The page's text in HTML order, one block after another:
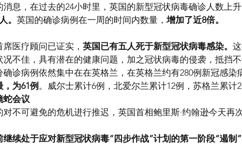
英国白金汉大学中国校友会
息，在过去的24小时里，英国的新型冠状病毒确诊人数上升
。 英国的确诊病例在一周的时间内数量，增加了近8倍。
医疗顾问已证实， 英国已有五人死于新型冠状病毒感染。
况不佳，具有潜在的健康问题，加之冠状病毒的侵袭，抵挡不
诊病例依然集中在在英格兰，在英格兰约有280例新冠感染
为61例。威尔士累计6例，北爱尔兰累计12例，苏格兰累计
蛇会议
对不可避免的危机进行推迟，英国首相鲍里斯·约翰逊今天再
续处于应对新型冠状病毒“四步作战”计划的第一阶段“遏制”